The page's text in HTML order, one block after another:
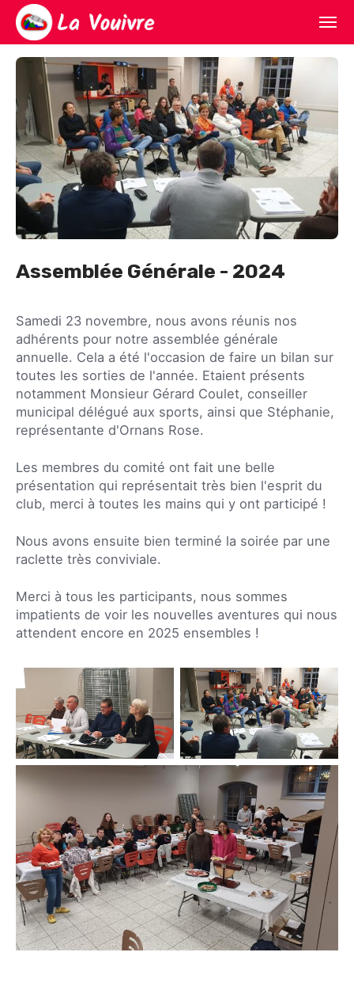
Assemblée Générale - 2024
Samedi 23 novembre, nous avons réunis nos
adhérents pour notre assemblée générale
annuelle. Cela a été l'occasion de faire un bilan sur
toutes les sorties de l'année. Etaient présents
notamment Monsieur Gérard Coulet, conseiller
municipal délégué aux sports, ainsi que Stéphanie,
représentante d'Ornans Rose.
Les membres du comité ont fait une belle
présentation qui représentait très bien l'esprit du
club, merci à toutes les mains qui y ont participé !
Nous avons ensuite bien terminé la soirée par une
raclette très conviviale.
Merci à tous les participants, nous sommes
impatients de voir les nouvelles aventures qui nous
attendent encore en 2025 ensembles !
Accueil
Kayak
Escalade
Multi activités
S'inscrire
Le club